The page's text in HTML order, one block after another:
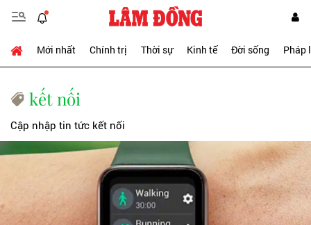
Mới nhất Chính trị Thời sự Kinh tế Đời sống Pháp
kết nối
Cập nhập tin tức kết nối